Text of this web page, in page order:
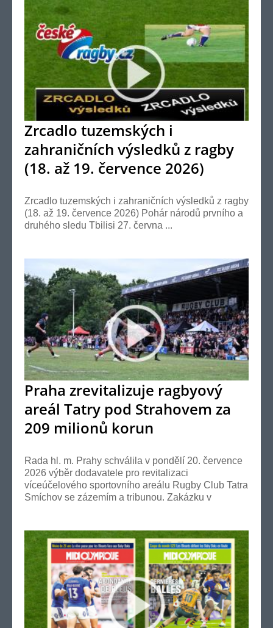
Zrcadlo tuzemských i
zahraničních výsledků z ragby
(18. až 19. července 2026)
Zrcadlo tuzemských i zahraničních výsledků z ragby
(18. až 19. července 2026) Pohár národů prvního a
druhého sledu Tbilisi 27. června ...
Praha zrevitalizuje ragbyový
areál Tatry pod Strahovem za
209 milionů korun
Rada hl. m. Prahy schválila v pondělí 20. července
2026 výběr dodavatele pro revitalizaci
víceúčelového sportovního areálu Rugby Club Tatra
Smíchov se zázemím a tribunou. Zakázku v